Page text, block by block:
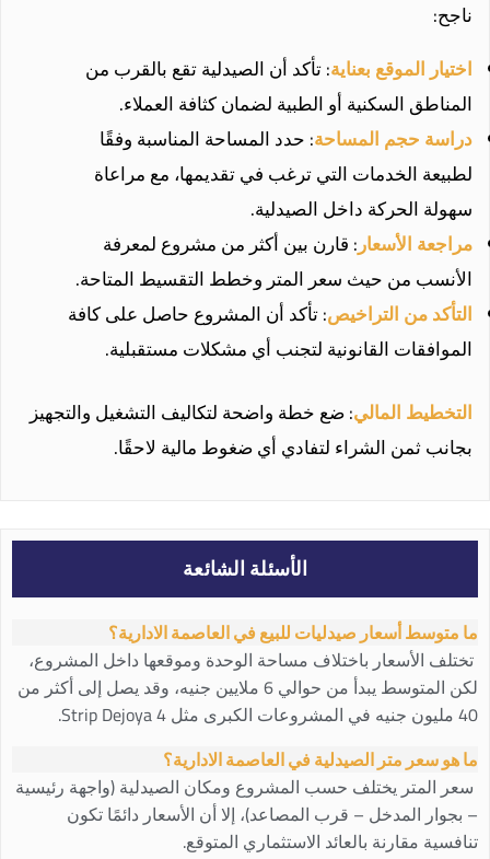
ناجح:
اختيار الموقع بعناية: تأكد أن الصيدلية تقع بالقرب من
المناطق السكنية أو الطبية لضمان كثافة العملاء.
دراسة حجم المساحة: حدد المساحة المناسبة وفقًا
لطبيعة الخدمات التي ترغب في تقديمها، مع مراعاة
سهولة الحركة داخل الصيدلية.
مراجعة الأسعار: قارن بين أكثر من مشروع لمعرفة
الأنسب من حيث سعر المتر وخطط التقسيط المتاحة.
التأكد من التراخيص: تأكد أن المشروع حاصل على كافة
الموافقات القانونية لتجنب أي مشكلات مستقبلية.
التخطيط المالي: ضع خطة واضحة لتكاليف التشغيل والتجهيز
بجانب ثمن الشراء لتفادي أي ضغوط مالية لاحقًا.
الأسئلة الشائعة
ما متوسط أسعار صيدليات للبيع في العاصمة الادارية؟
تختلف الأسعار باختلاف مساحة الوحدة وموقعها داخل المشروع،
لكن المتوسط يبدأ من حوالي 6 ملايين جنيه، وقد يصل إلى أكثر من
40 مليون جنيه في المشروعات الكبرى مثل Strip Dejoya 4.
ما هو سعر متر الصيدلية في العاصمة الادارية؟
سعر المتر يختلف حسب المشروع ومكان الصيدلية (واجهة رئيسية
– بجوار المدخل – قرب المصاعد)، إلا أن الأسعار دائمًا تكون
تنافسية مقارنة بالعائد الاستثماري المتوقع.